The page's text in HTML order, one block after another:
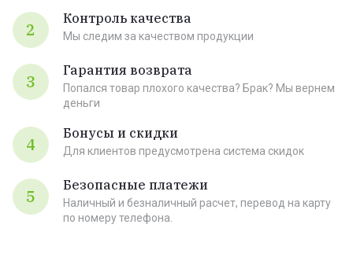
2
Контроль качества
Мы следим за качеством продукции
3
Гарантия возврата
Попался товар плохого качества? Брак? Мы вернем
деньги
4
Бонусы и скидки
Для клиентов предусмотрена система скидок
5
Безопасные платежи
Наличный и безналичный расчет, перевод на карту
по номеру телефона.